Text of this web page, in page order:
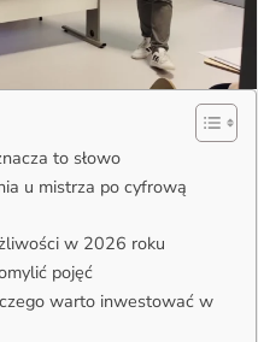
to słowo
u mistrza po cyfrową
w 2026 roku
pojęć
warto inwestować w